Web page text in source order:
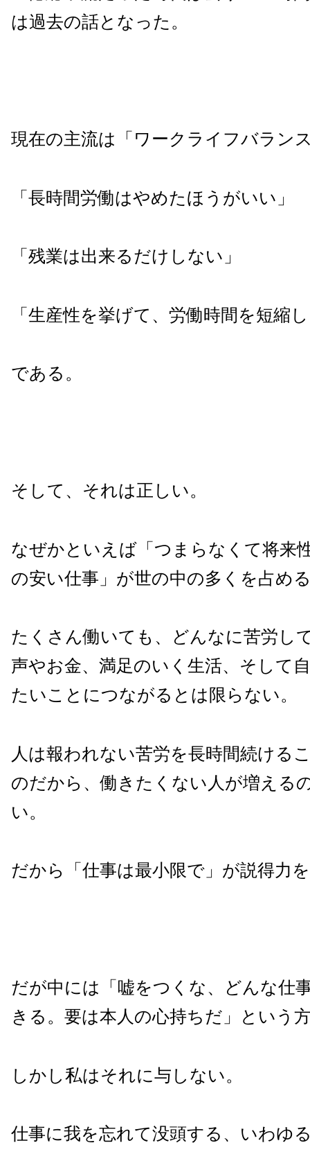
は過去の話となった。
現在の主流は「ワークライフバラン
「長時間労働はやめたほうがいい」
「残業は出来るだけしない」
「生産性を挙げて、労働時間を短縮
である。
そして、それは正しい。
なぜかといえば「つまらなくて将来
の安い仕事」が世の中の多くを占め
たくさん働いても、どんなに苦労し
声やお金、満足のいく生活、そして
たいことにつながるとは限らない。
人は報われない苦労を長時間続ける
のだから、働きたくない人が増える
い。
だから「仕事は最小限で」が説得力
だが中には「嘘をつくな、どんな仕
きる。要は本人の心持ちだ」という
しかし私はそれに与しない。
仕事に我を忘れて没頭する、いわゆ